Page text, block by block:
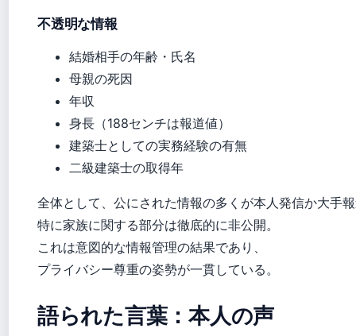
不透明な情報
結婚相手の年齢・氏名
母親の死因
年収
身長（188センチは報道値）
建築士としての実務経験の有無
二級建築士の取得年
全体として、公にされた情報の多くが本人発信か大手
特に家族に関する部分は徹底的に非公開。
これは意図的な情報管理の結果であり、
プライバシー尊重の姿勢が一貫している。
語られた言葉：本人の声